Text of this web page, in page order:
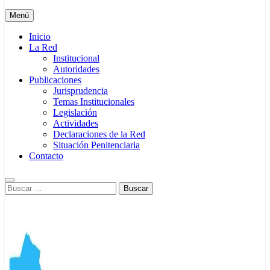
Menú
Inicio
La Red
Institucional
Autoridades
Publicaciones
Jurisprudencia
Temas Institucionales
Legislación
Actividades
Declaraciones de la Red
Situación Penitenciaria
Contacto
Buscar: